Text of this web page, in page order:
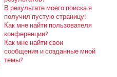
В результате моего поиска я
получил пустую страницу!
Как мне найти пользователя
конференции?
Как мне найти свои
сообщения и созданные мной
темы?